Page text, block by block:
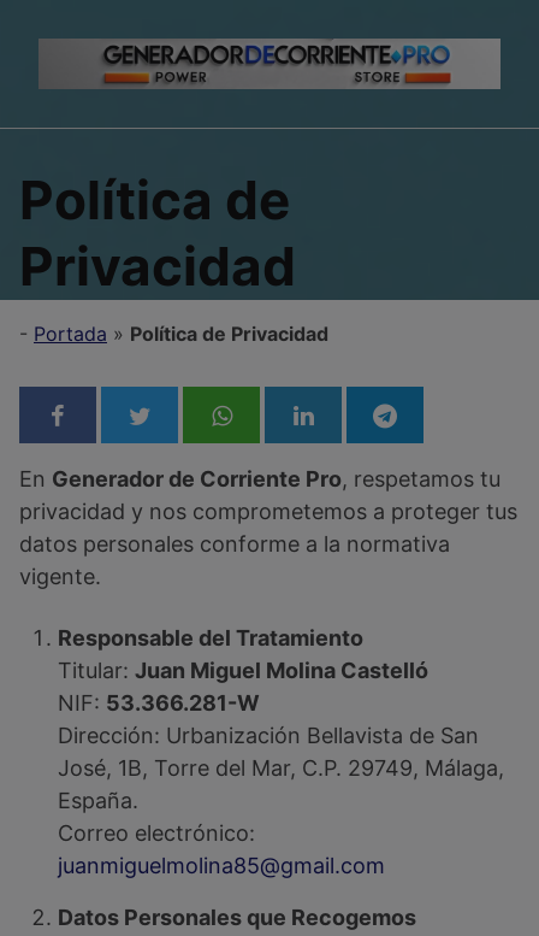
Política de
Privacidad
- Portada » Política de Privacidad
En Generador de Corriente Pro, respetamos tu
privacidad y nos comprometemos a proteger tus
datos personales conforme a la normativa
vigente.
Responsable del Tratamiento
Titular: Juan Miguel Molina Castelló
NIF: 53.366.281-W
Dirección: Urbanización Bellavista de San
José, 1B, Torre del Mar, C.P. 29749, Málaga,
España.
Correo electrónico:
juanmiguelmolina85@gmail.com
Datos Personales que Recogemos